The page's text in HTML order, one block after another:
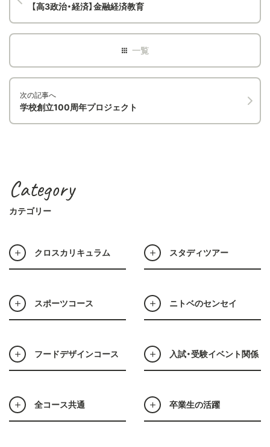
【高3政治・経済】金融経済教育
次の記事へ
学校創立100周年プロジェクト
Category
カテゴリー
クロスカリキュラム スタディツアー
スポーツコース ニトベのセンセイ
フードデザインコース 入試・受験イベント関係
全コース共通 卒業生の活躍